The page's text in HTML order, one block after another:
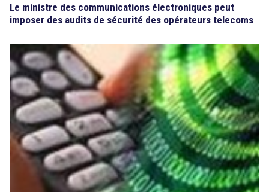
Le ministre des communications électroniques peut
imposer des audits de sécurité des opérateurs telecoms